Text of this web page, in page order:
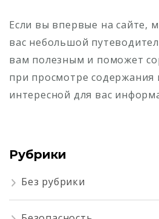
Если вы впервые на сайте,
вас небольшой
вам полезным и поможет
при просмотре содержания
интересной для вас
Рубрики
Без рубрики